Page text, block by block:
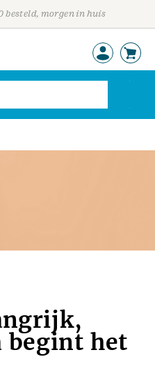
besteld, morgen in huis
begint het